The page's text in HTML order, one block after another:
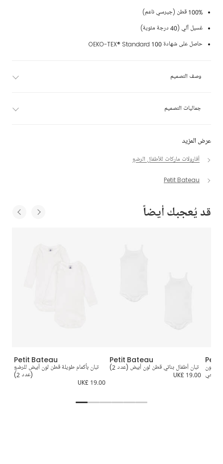
عرض المزيد
أفارولات ماركات للأطفال الرضع
Petit Bateau
100% قطن (جيرسي ناعم)
غسيل آلي (40 درجة مئوية)
حاصل على شهادة OEKO-TEX® Standard 100
وصف التصميم
جماليات التصميم
قد يُعجبك أيضاً
Petit Bateau
تبان بأكمام طويلة قطن لون أبيض للرضع
(عدد 2)
UK£ 19.00
Petit Bateau
تبان أطفال بناتي قطن لون أبيض (عدد 2)
UK£ 19.00
لون
عاجي